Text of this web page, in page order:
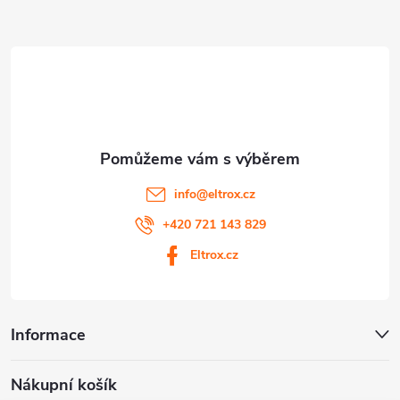
info@eltrox.cz
+420 721 143 829
Eltrox.cz
Informace
Nákupní košík